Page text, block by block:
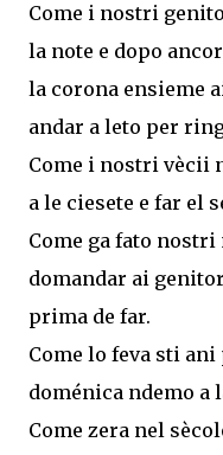
Come i nostri
la note e dopo
la corona ensieme
andar a leto per
Come i nostri vècii
a le ciesete e far el
Come ga fato
domandar ai
prima de far.
Come lo feva sti
doménica ndemo a
Come zera nel